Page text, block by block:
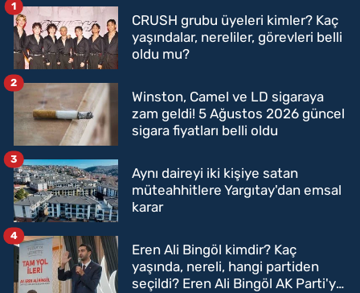
CRUSH grubu üyeleri kimler? Kaç
yaşındalar, nereliler, görevleri belli
oldu mu?
1
Winston, Camel ve LD sigaraya
zam geldi! 5 Ağustos 2026 güncel
sigara fiyatları belli oldu
2
Aynı daireyi iki kişiye satan
müteahhitlere Yargıtay'dan emsal
karar
3
Eren Ali Bingöl kimdir? Kaç
yaşında, nereli, hangi partiden
seçildi? Eren Ali Bingöl AK Parti'ye
4